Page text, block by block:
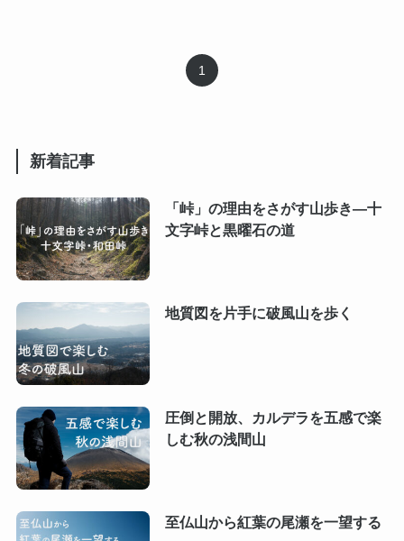
1
新着記事
「峠」の理由をさがす山歩き―十
文字峠と黒曜石の道
地質図を片手に破風山を歩く
圧倒と開放、カルデラを五感で楽
しむ秋の浅間山
至仏山から紅葉の尾瀬を一望する